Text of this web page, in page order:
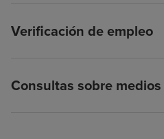
Verificación de empleo
Consultas sobre